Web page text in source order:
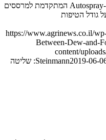
קוהן הצרפתייה החלה בשיווק מערכת ה-Autospray המתקדמת למרססים
הטיפות
https://www.agrinews.co.il/
Between-Dew-and-
content/
Steinmann2019-06-
Kuhn: שליטה